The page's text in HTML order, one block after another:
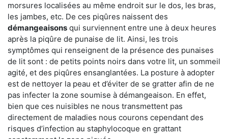
morsures localisées au même endroit sur le dos, les bras,
les jambes, etc. De ces piqûres naissent des
démangeaisons qui surviennent entre une à deux heures
après la piqûre de punaise de lit. Ainsi, les trois
symptômes qui renseignent de la présence des punaises
de lit sont : de petits points noirs dans votre lit, un sommeil
agité, et des piqûres ensanglantées. La posture à adopter
est de nettoyer la peau et d’éviter de se gratter afin de ne
pas infecter la zone soumise à démangeaison. En effet,
bien que ces nuisibles ne nous transmettent pas
directement de maladies nous courons cependant des
risques d’infection au staphylocoque en grattant